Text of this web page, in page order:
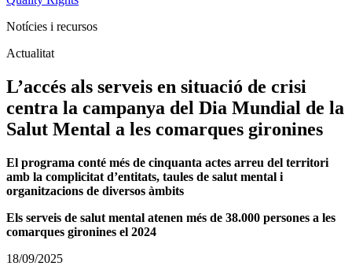
Notícies i recursos
Actualitat
L’accés als serveis en situació de crisi
centra la campanya del Dia Mundial de la
Salut Mental a les comarques gironines
El programa conté més de cinquanta actes arreu del territori
amb la complicitat d’entitats, taules de salut mental i
organitzacions de diversos àmbits
Els serveis de salut mental atenen més de 38.000 persones a les
comarques gironines el 2024
18/09/2025